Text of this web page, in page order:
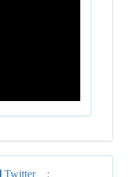
Twitter :